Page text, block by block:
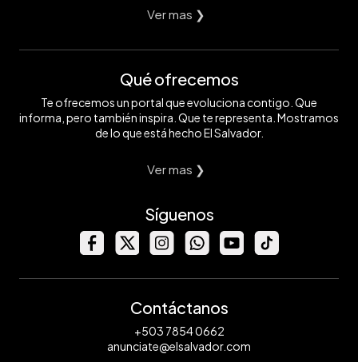
Ver mas ❯
Qué ofrecemos
Te ofrecemos un portal que evoluciona contigo. Que
informa, pero también inspira. Que te representa. Mostramos
de lo que está hecho El Salvador.
Ver mas ❯
Síguenos
Contáctanos
+503 7854 0662
anunciate@elsalvador.com